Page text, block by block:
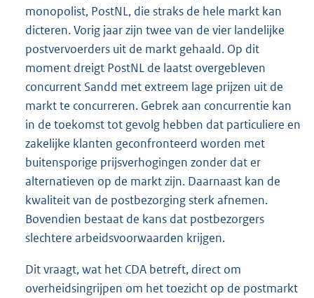
monopolist, PostNL, die straks de hele markt kan
dicteren. Vorig jaar zijn twee van de vier landelijke
postvervoerders uit de markt gehaald. Op dit
moment dreigt PostNL de laatst overgebleven
concurrent Sandd met extreem lage prijzen uit de
markt te concurreren. Gebrek aan concurrentie kan
in de toekomst tot gevolg hebben dat particuliere en
zakelijke klanten geconfronteerd worden met
buitensporige prijsverhogingen zonder dat er
alternatieven op de markt zijn. Daarnaast kan de
kwaliteit van de postbezorging sterk afnemen.
Bovendien bestaat de kans dat postbezorgers
slechtere arbeidsvoorwaarden krijgen.
Dit vraagt, wat het CDA betreft, direct om
overheidsingrijpen om het toezicht op de postmarkt